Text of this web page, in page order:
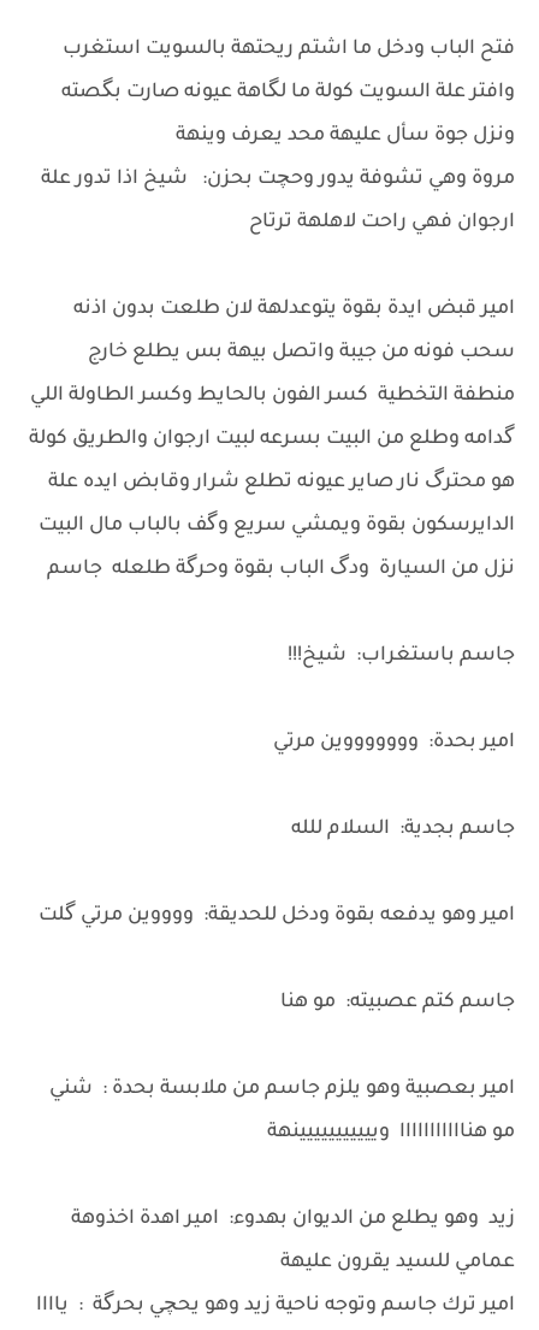
فتح الباب ودخل ما اشتم ريحتهة بالسويت استغرب
وافتر علة السويت كولة ما لگاهة عيونه صارت بگصته
ونزل جوة سأل عليهة محد يعرف وينهة
مروة وهي تشوفة يدور وحچت بحزن: شيخ اذا تدور علة
ارجوان فهي راحت لاهلهة ترتاح
امير قبض ايدة بقوة يتوعدلهة لان طلعت بدون اذنه
سحب فونه من جيبة واتصل بيهة بس يطلع خارج
منطفة التخطية كسر الفون بالحايط وكسر الطاولة اللي
گدامه وطلع من البيت بسرعه لبيت ارجوان والطريق كولة
هو محترگ نار صاير عيونه تطلع شرار وقابض ايده علة
الدايرسكون بقوة ويمشي سريع وگف بالباب مال البيت
نزل من السيارة ودگ الباب بقوة وحرگة طلعله جاسم
جاسم باستغراب: شيخ!!!
امير بحدة: وووووووين مرتي
جاسم بجدية: السلام للله
امير وهو يدفعه بقوة ودخل للحديقة: ووووين مرتي گلت
جاسم كتم عصبيته: مو هنا
امير بعصبية وهو يلزم جاسم من ملابسة بحدة : شني
مو هنااااااااااا وييييييييييينهة
زيد وهو يطلع من الديوان بهدوء: امير اهدة اخذوهة
عمامي للسيد يقرون عليهة
امير ترك جاسم وتوجه ناحية زيد وهو يحچي بحرگة : ياااا